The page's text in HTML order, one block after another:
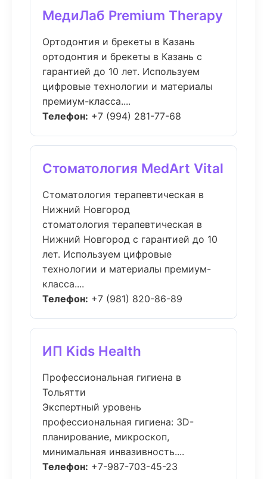
МедиЛаб Premium Therapy
Ортодонтия и брекеты в Казань
ортодонтия и брекеты в Казань с
гарантией до 10 лет. Используем
цифровые технологии и материалы
премиум-класса....
Телефон: +7 (994) 281-77-68
Стоматология MedArt Vital
Стоматология терапевтическая в
Нижний Новгород
стоматология терапевтическая в
Нижний Новгород с гарантией до 10
лет. Используем цифровые
технологии и материалы премиум-
класса....
Телефон: +7 (981) 820-86-89
ИП Kids Health
Профессиональная гигиена в
Тольятти
Экспертный уровень
профессиональная гигиена: 3D-
планирование, микроскоп,
минимальная инвазивность....
Телефон: +7-987-703-45-23